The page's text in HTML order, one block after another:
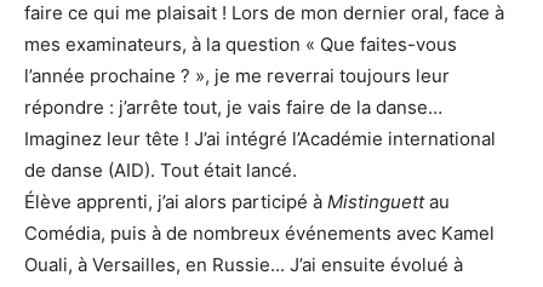
faire ce qui me plaisait ! Lors de mon dernier oral, face à
mes examinateurs, à la question « Que faites-vous
l’année prochaine ? », je me reverrai toujours leur
répondre : j’arrête tout, je vais faire de la danse…
Imaginez leur tête ! J’ai intégré l’Académie international
de danse (AID). Tout était lancé.
Élève apprenti, j’ai alors participé à Mistinguettau
Comédia, puis à de nombreux événements avec Kamel
Ouali, à Versailles, en Russie... J’ai ensuite évolué à